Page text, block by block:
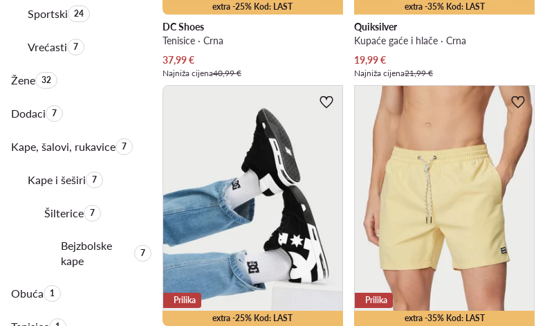
SportskiKoličina proizvoda:
24
VrećastiKoličina proizvoda:
7
ŽeneKoličina proizvoda:
32
DodaciKoličina proizvoda:
7
Kape, šalovi, rukaviceKoličina proizvoda:
7
Kape i šeširiKoličina proizvoda:
7
ŠiltericeKoličina proizvoda:
7
Bejzbolske
kape
Količina proizvoda:
7
ObućaKoličina proizvoda:
1
extra -25% Kod: LAST
DC Shoes
Tenisice · Crna
Trenutna cijena
37,99€
Najniža cijena40,99 €
extra -35% Kod: LAST
Quiksilver
Kupaće gaće i hlače · Crna
Trenutna cijena
19,99€
Najniža cijena21,99 €
extra -25% Kod: LAST
Prilika
extra -35% Kod: LAST
Prilika